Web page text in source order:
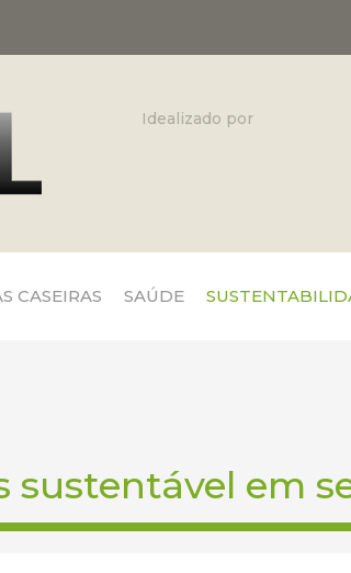
Idealizado por
CASEIRAS SAÚDE
sustentável em